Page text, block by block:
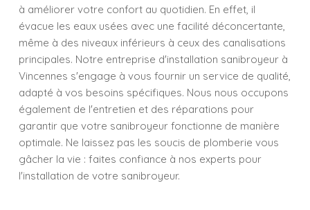
à améliorer votre confort au quotidien. En effet, il
évacue les eaux usées avec une facilité déconcertante,
même à des niveaux inférieurs à ceux des canalisations
principales. Notre entreprise d'installation sanibroyeur à
Vincennes s'engage à vous fournir un service de qualité,
adapté à vos besoins spécifiques. Nous nous occupons
également de l'entretien et des réparations pour
garantir que votre sanibroyeur fonctionne de manière
optimale. Ne laissez pas les soucis de plomberie vous
gâcher la vie : faites confiance à nos experts pour
l'installation de votre sanibroyeur.